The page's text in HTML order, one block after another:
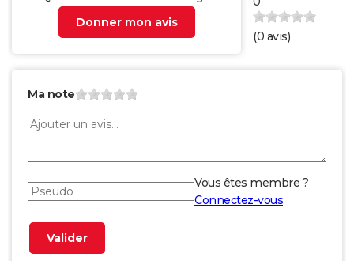
Donner mon avis
(0 avis)
Ma note
Vous êtes membre ?
Connectez-vous